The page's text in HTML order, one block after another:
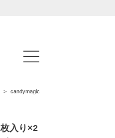
candymagic 1month ミミブラウン 1枚入
入り×2